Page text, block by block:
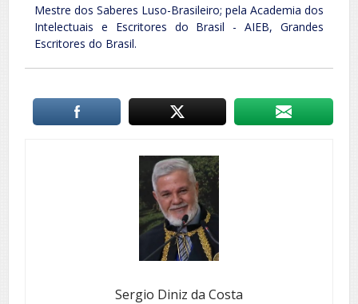
Mestre dos Saberes Luso-Brasileiro; pela Academia dos
Intelectuais e Escritores do Brasil - AIEB, Grandes
Escritores do Brasil.
Sergio Diniz da Costa